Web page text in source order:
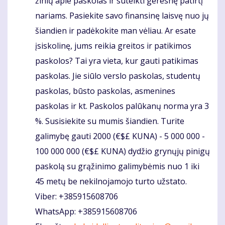
nariams. Pasiekite savo finansinę laisvę nuo jų
šiandien ir padėkokite man vėliau. Ar esate
įsiskolinę, jums reikia greitos ir patikimos
paskolos? Tai yra vieta, kur gauti patikimas
paskolas. Jie siūlo verslo paskolas, studentų
paskolas, būsto paskolas, asmenines
paskolas ir kt. Paskolos palūkanų norma yra 3
%. Susisiekite su mumis šiandien. Turite
galimybę gauti 2000 (€$£ KUNA) - 5 000 000 -
100 000 000 (€$£ KUNA) dydžio grynųjų pinigų
paskolą su grąžinimo galimybėmis nuo 1 iki
45 metų be nekilnojamojo turto užstato.
Viber: +385915608706
WhatsApp: +385915608706